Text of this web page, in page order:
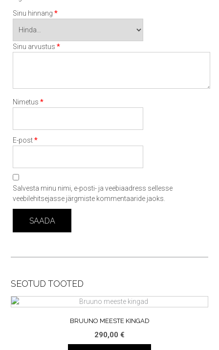
Sinu hinnang*
Sinu arvustus*
Nimetus*
E-post*
Salvesta minu nimi, e-posti- ja veebiaadress sellesse
veebilehitsejasse järgmiste kommentaaride jaoks.
SEOTUD TOOTED
BRUUNO MEESTE KINGAD
290,00 €